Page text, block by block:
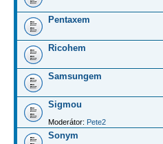
Pentaxem
Ricohem
Samsungem
Sigmou
Moderátor: Pete2
Sonym